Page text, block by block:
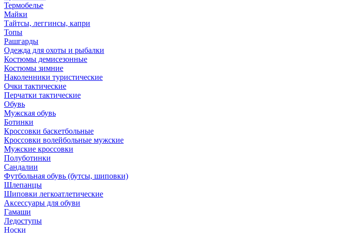
Термобелье
Майки
Тайтсы, леггинсы, капри
Топы
Рашгарды
Одежда для охоты и рыбалки
Костюмы демисезонные
Костюмы зимние
Наколенники туристические
Очки тактические
Перчатки тактические
Обувь
Мужская обувь
Ботинки
Кроссовки баскетбольные
Кроссовки волейбольные мужские
Мужские кроссовки
Полуботинки
Сандалии
Футбольная обувь (бутсы, шиповки)
Шлепанцы
Шиповки легкоатлетические
Аксессуары для обуви
Гамаши
Ледоступы
Носки